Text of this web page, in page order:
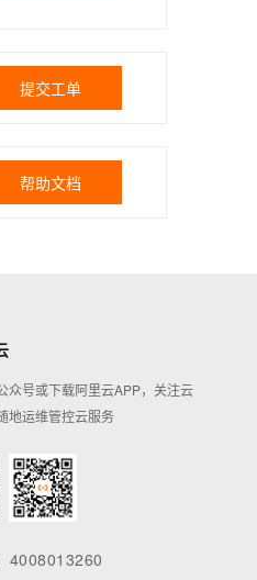
提交工单
帮助文档